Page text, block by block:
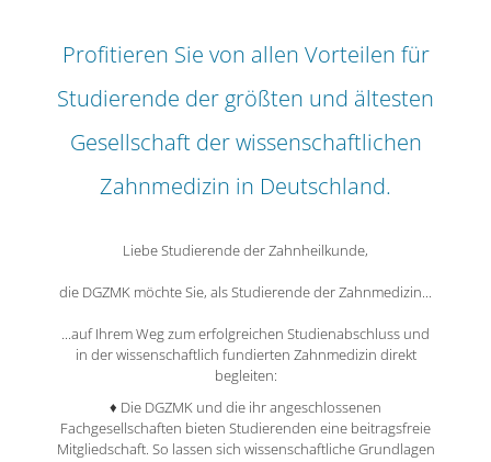
Profitieren Sie von allen Vorteilen für
Studierende der größten und ältesten
Gesellschaft der wissenschaftlichen
Zahnmedizin in Deutschland.
​​​​​​​Liebe Studierende der Zahnheilkunde,
die DGZMK möchte Sie, als Studierende der Zahnmedizin...
...auf Ihrem Weg zum erfolgreichen Studienabschluss und
in der wissenschaftlich fundierten Zahnmedizin direkt
begleiten:
♦ Die DGZMK und die ihr angeschlossenen
Fachgesellschaften bieten Studierenden eine beitragsfreie
Mitgliedschaft. So lassen sich wissenschaftliche Grundlagen